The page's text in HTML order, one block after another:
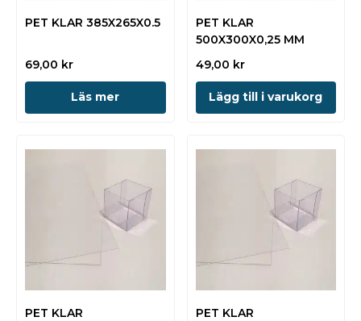
PET KLAR 385X265X0.5
69,00 kr
Läs mer
PET KLAR
500X300X0,25 MM
49,00 kr
Lägg till i varukorg
PET KLAR
PET KLAR